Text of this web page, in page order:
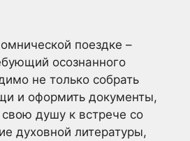
поездке –
осознанного
не только собрать
и оформить документы,
свою душу к встрече со
духовной литературы,